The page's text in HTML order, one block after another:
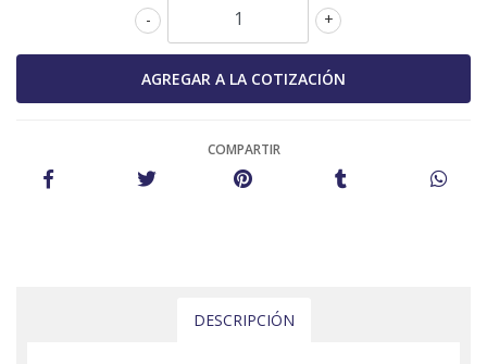
+
-
COMPARTIR
DESCRIPCIÓN